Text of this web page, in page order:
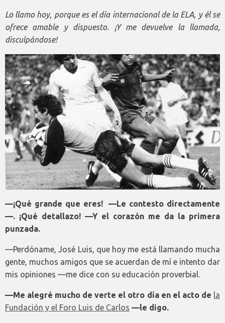
Lo llamo hoy, porque es el día internacional de la ELA, y él se
ofrece amable y dispuesto. ¡Y me devuelve la llamada,
disculpándose!
—¡Qué grande que eres! —Le contesto directamente
—. ¡Qué detallazo! —Y el corazón me da la primera
punzada.
—Perdóname, José Luis, que hoy me está llamando mucha
gente, muchos amigos que se acuerdan de mí e intento dar
mis opiniones —me dice con su educación proverbial.
—Me alegré mucho de verte el otro día en el acto de la
Fundación y el Foro Luis de Carlos —le digo.